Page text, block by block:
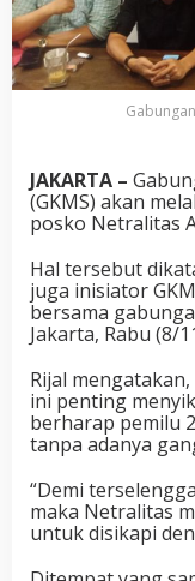
JAKARTA –
(GKMS) akan
posko Netralitas
Hal tersebut
juga inisiator
bersama
Jakarta, Rabu (8/
Rijal
ini penting
berharap pemilu
tanpa adanya
“Demi
maka Netralitas
untuk disikapi